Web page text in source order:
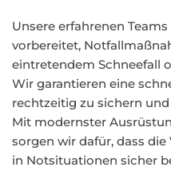
Unsere erfahrenen
vorbereitet,
eintretendem Schneefall
Wir garantieren eine
rechtzeitig zu sichern
Mit modernster
sorgen wir dafür, dass
in Notsituationen sicher